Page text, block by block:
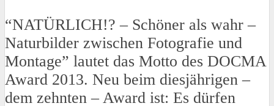
“NATÜRLICH!? – Schöner als wahr –
Naturbilder zwischen Fotografie und
Montage” lautet das Motto des DOCMA
Award 2013. Neu beim diesjährigen –
dem zehnten – Award ist: Es dürfen